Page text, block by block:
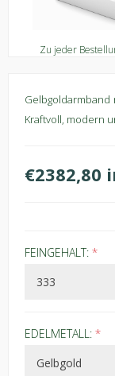
Zu jeder
Gelbgoldarmband
Kraftvoll, modern
€2382,80
FEINGEHALT: *
EDELMETALL: *